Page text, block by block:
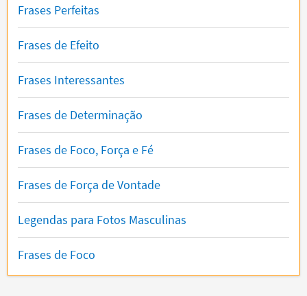
Frases Perfeitas
Frases de Efeito
Frases Interessantes
Frases de Determinação
Frases de Foco, Força e Fé
Frases de Força de Vontade
Legendas para Fotos Masculinas
Frases de Foco